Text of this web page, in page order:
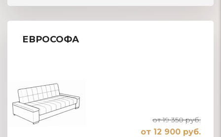
ЕВРОСОФА
от 19 350 руб.
от 12 900 руб.